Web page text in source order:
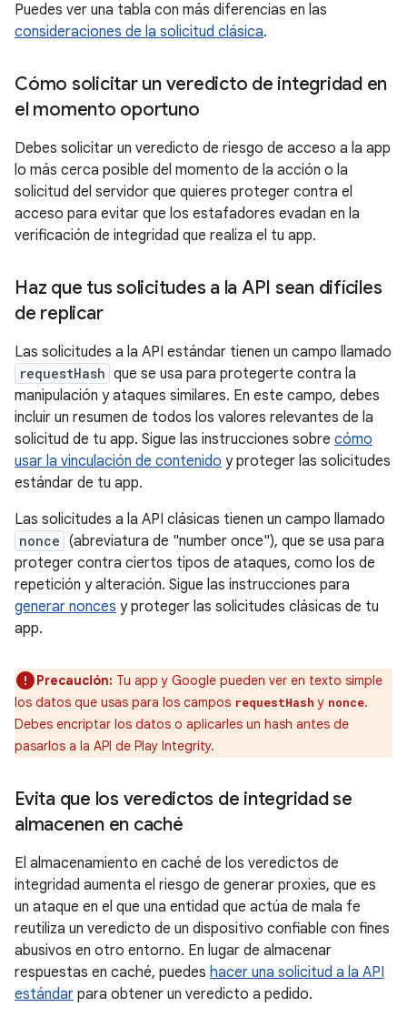
Puedes ver una tabla con más diferencias en las
consideraciones de la solicitud clásica.
Cómo solicitar un veredicto de integridad en
el momento oportuno
Debes solicitar un veredicto de riesgo de acceso a la app
lo más cerca posible del momento de la acción o la
solicitud del servidor que quieres proteger contra el
acceso para evitar que los estafadores evadan en la
verificación de integridad que realiza el tu app.
Haz que tus solicitudes a la API sean difíciles
de replicar
Las solicitudes a la API estándar tienen un campo llamado
requestHash que se usa para protegerte contra la
manipulación y ataques similares. En este campo, debes
incluir un resumen de todos los valores relevantes de la
solicitud de tu app. Sigue las instrucciones sobre cómo
usar la vinculación de contenido y proteger las solicitudes
estándar de tu app.
Las solicitudes a la API clásicas tienen un campo llamado
nonce (abreviatura de "number once"), que se usa para
proteger contra ciertos tipos de ataques, como los de
repetición y alteración. Sigue las instrucciones para
generar nonces y proteger las solicitudes clásicas de tu
app.
Precaución: Tu app y Google pueden ver en texto simple
los datos que usas para los campos requestHash y nonce.
Debes encriptar los datos o aplicarles un hash antes de
pasarlos a la API de Play Integrity.
Evita que los veredictos de integridad se
almacenen en caché
El almacenamiento en caché de los veredictos de
integridad aumenta el riesgo de generar proxies, que es
un ataque en el que una entidad que actúa de mala fe
reutiliza un veredicto de un dispositivo confiable con fines
abusivos en otro entorno. En lugar de almacenar
respuestas en caché, puedes hacer una solicitud a la API
estándar para obtener un veredicto a pedido.